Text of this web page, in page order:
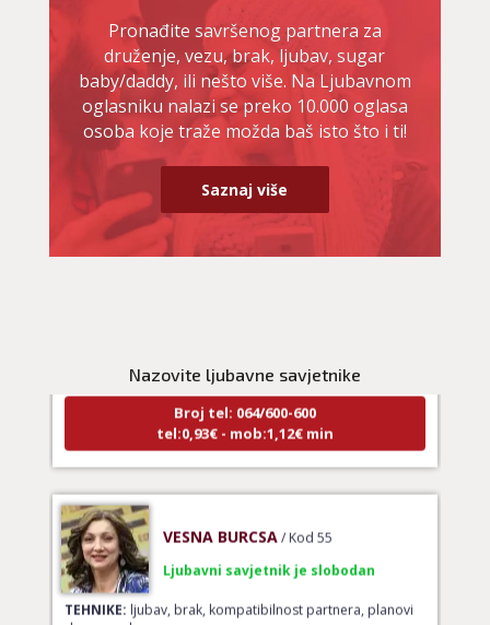
Pronađite savršenog partnera za
druženje, vezu, brak, ljubav, sugar
baby/daddy, ili nešto više. Na Ljubavnom
oglasniku nalazi se preko 10.000 oglasa
osoba koje traže možda baš isto što i ti!
Saznaj više
Nazovite ljubavne savjetnike
Broj tel: 064/600-600
tel:0,93€ - mob:1,12€ min
TEHNIKE:ljubav, brak, kompatibilnost partnera, planovi
druge osobe, veza